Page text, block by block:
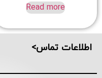
Read more
اطلاعات تماس>